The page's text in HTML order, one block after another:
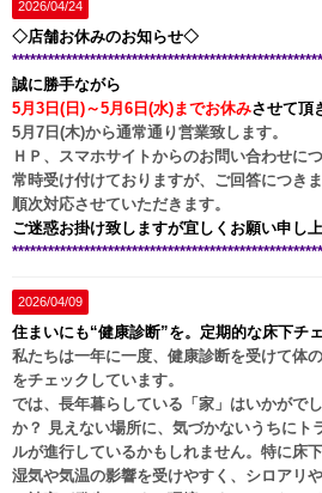
2026/04/24
◇店舗お休みのお知らせ◇
誠に勝手ながら
5月3日(日)～5月6日(水)までお休みさせて頂
5月7日(木)から通常通り営業致します。
ＨＰ、スマホサイトからのお問い合わせに
常時受け付けておりますが、ご回答につき
順次対応させていただきます。
ご迷惑お掛け致しますが宜しくお願い申し上
2026/04/09
住まいにも“健康診断”を。定期的な床下チ
私たちは一年に一度、健康診断を受けて体
をチェックしています。
では、長年暮らしている「家」はいかがで
か？ 見えない場所に、気づかないうちにト
ルが進行しているかもしれません。特に床下
湿気や気温の影響を受けやすく、シロアリ